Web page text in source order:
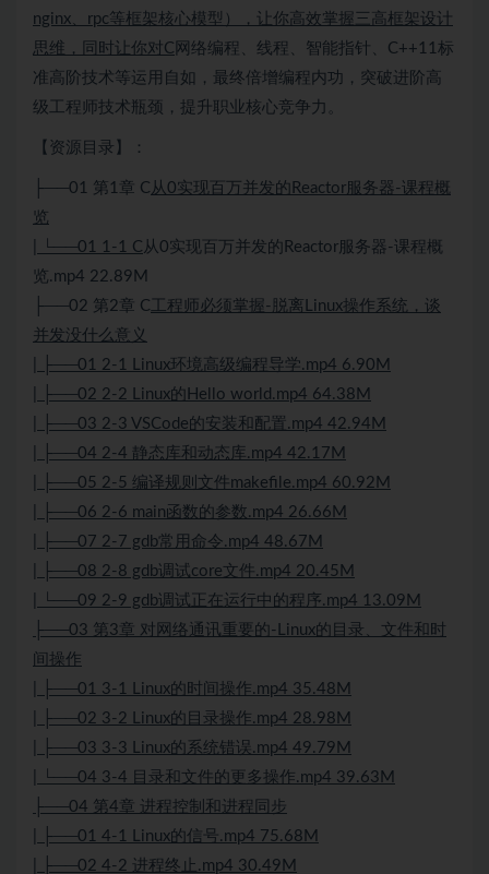
nginx、rpc等框架核心模型），让你高效掌握三高框架设计
思维，同时让你对C 网络编程、线程、智能指针、 C++ 11标
准高阶技术等运用自如，最终倍增编程内功，突破进阶高
级工程师技术瓶颈，提升职业核心竞争力。
【资源目录】：
├──01 第1章 C 从0实现百万并发的Reactor服务器-课程概
览
| └──01 1-1 C 从0实现百万并发的Reactor服务器-课程概
览.mp4 22.89M
├──02 第2章 C工程师必须掌握-脱离 Linux操作系统，谈
并发没什么意义
| ├──01 2-1 Linux环境高级编程导学.mp4 6.90M
| ├──02 2-2 Linux的Hello world.mp4 64.38M
| ├──03 2-3 VSCode的安装和配置.mp4 42.94M
| ├──04 2-4 静态库和动态库.mp4 42.17M
| ├──05 2-5 编译规则文件makefile.mp4 60.92M
| ├──06 2-6 main函数的参数.mp4 26.66M
| ├──07 2-7 gdb常用命令.mp4 48.67M
| ├──08 2-8 gdb调试core文件.mp4 20.45M
| └──09 2-9 gdb调试正在运行中的程序.mp4 13.09M
├──03 第3章 对网络通讯重要的-Linux的目录、文件和时
间操作
| ├──01 3-1 Linux的时间操作.mp4 35.48M
| ├──02 3-2 Linux的目录操作.mp4 28.98M
| ├──03 3-3 Linux的系统错误.mp4 49.79M
| └──04 3-4 目录和文件的更多操作.mp4 39.63M
├──04 第4章 进程控制和进程同步
| ├──01 4-1 Linux的信号.mp4 75.68M
| ├──02 4-2 进程终止.mp4 30.49M